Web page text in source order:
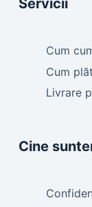
Cum
Cum
Livrare
Cine